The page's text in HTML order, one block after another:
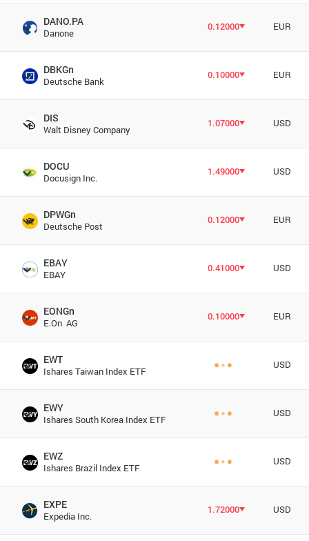
DANO.PA
Danone
0.12000 EUR
DBKGn
Deutsche Bank
0.10000 EUR
DIS
Walt Disney Company
1.07000 USD
DOCU
Docusign Inc.
1.49000 USD
DPWGn
Deutsche Post
0.12000 EUR
EBAY
EBAY
0.41000 USD
EONGn
E.On AG
0.10000 EUR
EWT
Ishares Taiwan Index ETF
USD
EWY
Ishares South Korea Index ETF
USD
EWZ
Ishares Brazil Index ETF
USD
EXPE
Expedia Inc.
1.72000 USD